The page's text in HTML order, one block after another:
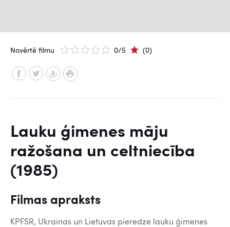
Novērtē filmu 0/5 (0)
Lauku ģimenes māju
ražošana un celtniecība
(1985)
Filmas apraksts
KPFSR, Ukrainas un Lietuvas pieredze lauku ģimenes